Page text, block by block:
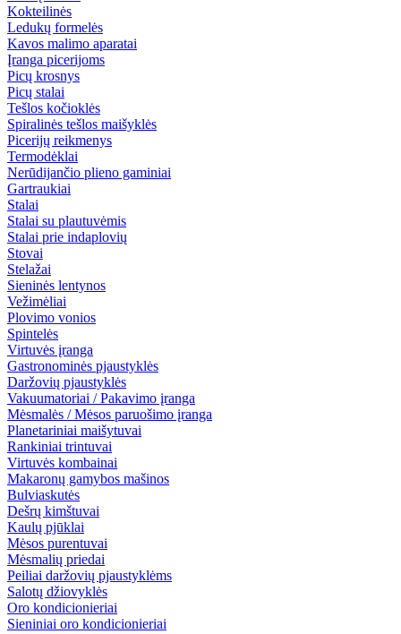
Kokteilinės
Ledukų formelės
Kavos malimo aparatai
Įranga picerijoms
Picų krosnys
Picų stalai
Tešlos kočioklės
Spiralinės tešlos maišyklės
Picerijų reikmenys
Termodėklai
Nerūdijančio plieno gaminiai
Gartraukiai
Stalai
Stalai su plautuvėmis
Stalai prie indaplovių
Stovai
Stelažai
Sieninės lentynos
Vežimėliai
Plovimo vonios
Spintelės
Virtuvės įranga
Gastronominės pjaustyklės
Daržovių pjaustyklės
Vakuumatoriai / Pakavimo įranga
Mėsmalės / Mėsos paruošimo įranga
Planetariniai maišytuvai
Rankiniai trintuvai
Virtuvės kombainai
Makaronų gamybos mašinos
Bulviaskutės
Dešrų kimštuvai
Kaulų pjūklai
Mėsos purentuvai
Mėsmalių priedai
Peiliai daržovių pjaustyklėms
Salotų džiovyklės
Oro kondicionieriai
Sieniniai oro kondicionieriai